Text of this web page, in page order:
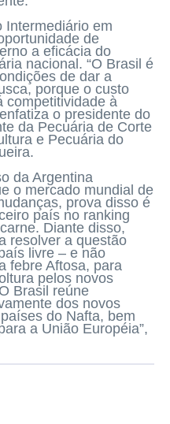
Intermediário em
de
a eficácia do
nacional. “O Brasil é
de dar a
porque o custo
competitividade à
o presidente do
da Pecuária de Corte
e Pecuária do
da Argentina
o mercado mundial de
prova disso é
país no ranking
Diante disso,
resolver a questão
livre – e não
febre Aftosa, para
pelos novos
Brasil reúne
dos novos
do Nafta, bem
a União Européia”,